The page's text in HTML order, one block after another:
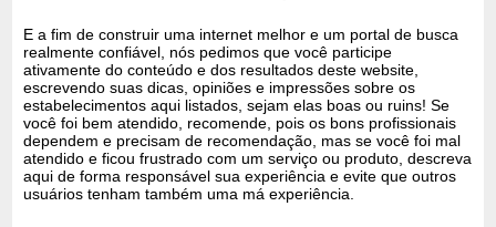
E a fim de construir uma internet melhor e um portal de busca
realmente confiável, nós pedimos que você participe
ativamente do conteúdo e dos resultados deste website,
escrevendo suas dicas, opiniões e impressões sobre os
estabelecimentos aqui listados, sejam elas boas ou ruins! Se
você foi bem atendido, recomende, pois os bons profissionais
dependem e precisam de recomendação, mas se você foi mal
atendido e ficou frustrado com um serviço ou produto, descreva
aqui de forma responsável sua experiência e evite que outros
usuários tenham também uma má experiência.